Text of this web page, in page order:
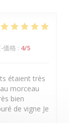
価格 : 4/5
étaient très
morceau
bien
de vigne Je